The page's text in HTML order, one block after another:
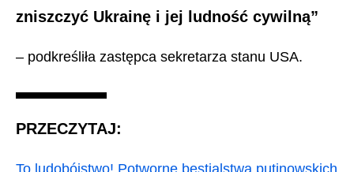
zniszczyć Ukrainę i jej ludność cywilną”
– podkreśliła zastępca sekretarza stanu USA.
PRZECZYTAJ:
To ludobójstwo! Potworne bestialstwa putinowskich